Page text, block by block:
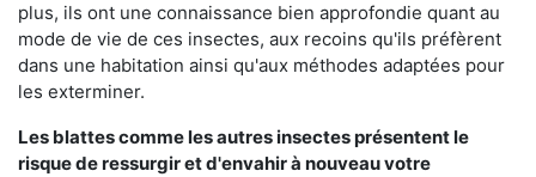
plus, ils ont une connaissance bien approfondie quant au
mode de vie de ces insectes, aux recoins qu'ils préfèrent
dans une habitation ainsi qu'aux méthodes adaptées pour
les exterminer.
Les blattes comme les autres insectes présentent le
risque de ressurgir et d'envahir à nouveau votre